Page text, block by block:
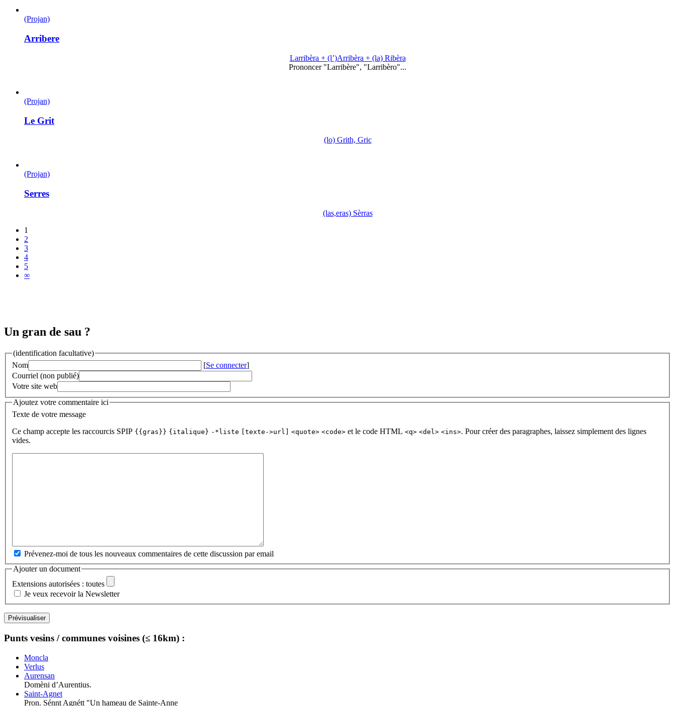
(Projan)
Arribere
Larribèra + (l’)Arribèra + (la) Ribèra
Prononcer "Larribère", "Larribèro"...
(Projan)
Le Grit
(lo) Grith, Gric
(Projan)
Serres
(las,eras) Sèrras
1
2
3
4
5
∞
Un gran de sau ?
(identification facultative)
Nom
[Se connecter]
Courriel (non publié)
Votre site web
Ajoutez votre commentaire ici
Texte de votre message
Ce champ accepte les raccourcis SPIP {{gras}} {italique} -*liste [texte->url] <quote> <code> et le code HTML <q> <del> <ins>. Pour créer des paragraphes, laissez simplement des lignes
vides.
Prévenez-moi de tous les nouveaux commentaires de cette discussion par email
Ajouter un document
Extensions autorisées : toutes
Je veux recevoir la Newsletter
Punts vesins / communes voisines (≤ 16km) :
Moncla
Verlus
Aurensan
Domèni d’Aurentius.
Saint-Agnet
Pron. Sénnt Agnétt "Un hameau de Sainte-Anne